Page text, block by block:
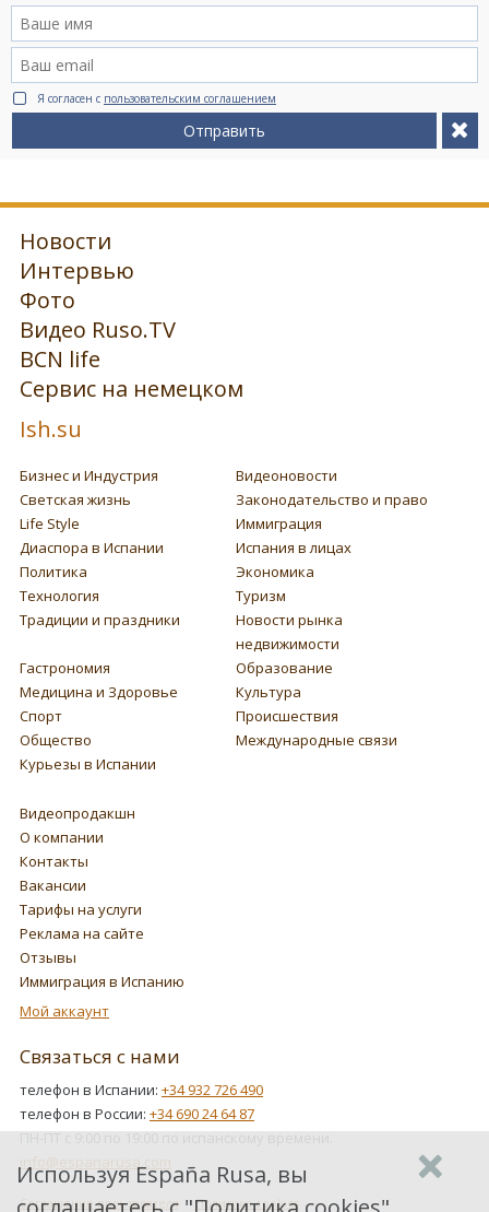
Я согласен с пользовательским соглашением
Отправить
Новости
Интервью
Фото
Видео Ruso.TV
BCN life
Сервис на немецком
Ish.su
Бизнес и Индустрия
Видеоновости
Светская жизнь
Законодательство и право
Life Style
Иммиграция
Диаспора в Испании
Испания в лицах
Политика
Экономика
Технология
Туризм
Традиции и праздники
Новости рынка
недвижимости
Гастрономия
Образование
Медицина и Здоровье
Культура
Спорт
Происшествия
Общество
Международные связи
Курьезы в Испании
Видеопродакшн
О компании
Контакты
Вакансии
Тарифы на услуги
Реклама на сайте
Отзывы
Иммиграция в Испанию
Мой аккаунт
Связаться с нами
телефон в Испании: +34 932 726 490
телефон в России: +34 690 24 64 87
ПН-ПТ с 9:00 по 19:00 по испанскому времени.
info@espanarusa.com
Соглашение пользователя
Политика cookies
Используя España Rusa, вы